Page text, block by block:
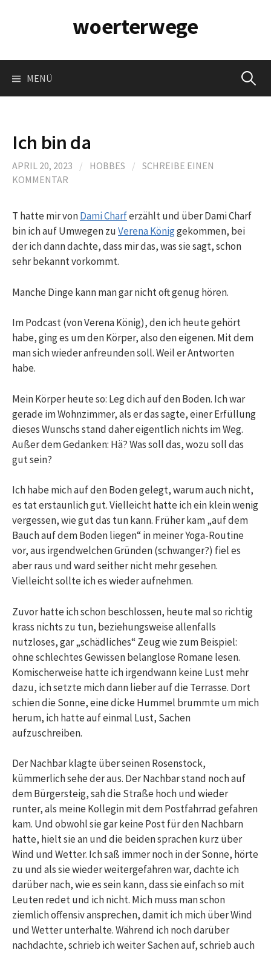
woerterwege
MENÜ Suchen
Ich bin da
APRIL 20, 2023 / HOBBES / SCHREIBE EINEN
KOMMENTAR
T hatte mir vonDami Charferzählt und über Dami Charf
bin ich auf Umwegen zuVerena Königgekommen, bei
der ich dann dachte, dass mir das, was sie sagt, schon
sehr bekannt vorkommt.
Manche Dinge kann man gar nicht oft genug hören.
Im Podcast (von Verena König), den ich heute gehört
habe, ging es um den Körper, also den eigenen. Mit dem
man sich wieder anfreunden soll. Weil er Antworten
habe.
Mein Körper heute so: Leg dich auf den Boden. Ich war
gerade im Wohnzimmer, als er das sagte, einer Erfüllung
dieses Wunschs stand daher eigentlich nichts im Weg.
Außer dem Gedanken: Hä? Was soll das, wozu soll das
gut sein?
Ich habe mich auf den Boden gelegt, warum auch nicht,
es tat erstaunlich gut. Vielleicht hatte ich ein klein wenig
vergessen, wie gut das tun kann. Früher kam „auf dem
Bauch auf dem Boden liegen“ in meiner Yoga-Routine
vor, aus irgendwelchen Gründen (schwanger?) fiel es
aber raus und ward seither nicht mehr gesehen.
Vielleicht sollte ich es wieder aufnehmen.
Zuvor hatte ich schon beschlossen, heute mal so richtig
krass nichts zu tun, beziehungsweise allenfalls
nutzloses, gar „schädliches“ Zeug wie zum Beispiel:
ohne schlechtes Gewissen belanglose Romane lesen.
Komischerweise hatte ich irgendwann keine Lust mehr
dazu, ich setzte mich dann lieber auf die Terrasse. Dort
schien die Sonne, eine dicke Hummel brummte um mich
herum, ich hatte auf einmal Lust, Sachen
aufzuschreiben.
Der Nachbar klagte über seinen Rosenstock,
kümmerlich sehe der aus. Der Nachbar stand noch auf
dem Bürgersteig, sah die Straße hoch und wieder
runter, als meine Kollegin mit dem Postfahrrad gefahren
kam. Und obwohl sie gar keine Post für den Nachbarn
hatte, hielt sie an und die beiden sprachen kurz über
Wind und Wetter. Ich saß immer noch in der Sonne, hörte
zu und als sie wieder weitergefahren war, dachte ich
darüber nach, wie es sein kann, dass sie einfach so mit
Leuten redet und ich nicht. Mich muss man schon
ziemlich offensiv ansprechen, damit ich mich über Wind
und Wetter unterhalte. Während ich noch darüber
nachdachte, schrieb ich weiter Sachen auf, schrieb auch